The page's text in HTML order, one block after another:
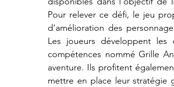
Pour relever ce défi, le jeu
d’amélioration des
Les joueurs développent
compétences nommé Grille
aventure. Ils profitent
mettre en place leur stratégie